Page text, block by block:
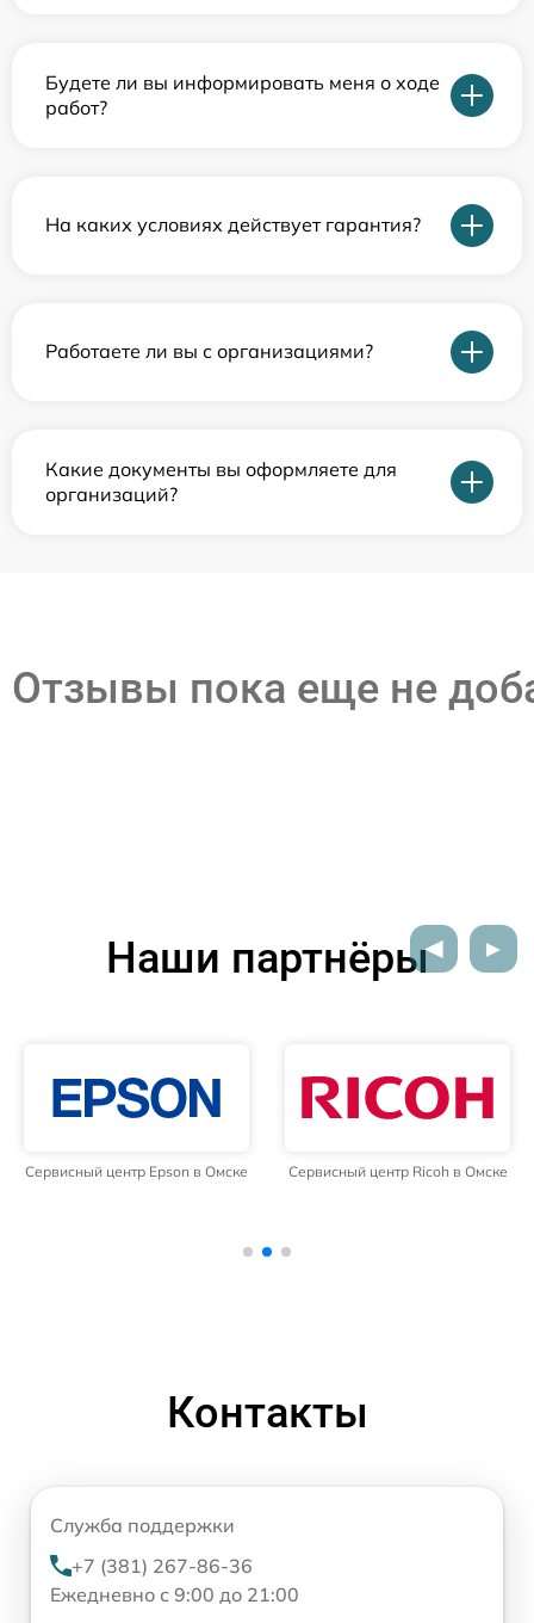
Будете ли вы информировать меня о ходе
работ?
На каких условиях действует гарантия?
Работаете ли вы с организациями?
Какие документы вы оформляете для
организаций?
Отзывы пока еще не
Наши партнёры
Сервисный центр Epson в Омске Сервисный центр Ricoh в Омске
Контакты
Служба поддержки
+7 (381) 267-86-36
Ежедневно с 9:00 до 21:00